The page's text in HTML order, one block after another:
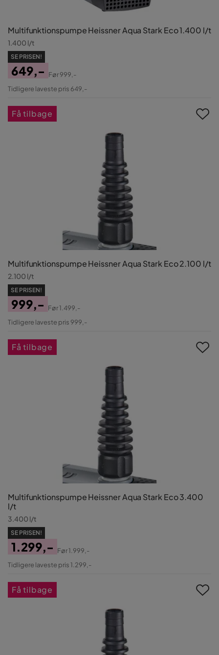
Multifunktionspumpe Heissner Aqua Stark Eco 1.400 l/t
1.400 l/t
SE PRISEN!
Pris
649,-
Original
Før999,-
Tidligere laveste pris 649,-
Multifunktionspumpe Heissner Aqua Stark Eco 2.100 l/t
2.100 l/t
SE PRISEN!
Pris
999,-
Original
Før1.499,-
Tidligere laveste pris 999,-
Få tilbage
Multifunktionspumpe Heissner Aqua Stark Eco 3.400
l/t
3.400 l/t
SE PRISEN!
Pris
1.299,-
Original
Før1.999,-
Tidligere laveste pris 1.299,-
Få tilbage
Få tilbage